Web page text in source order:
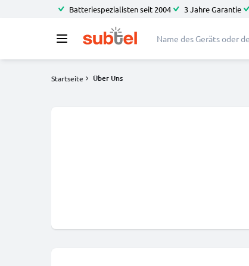
Batteriespezialisten seit 2004 3 Jahre Garantie
Startseite Über Uns